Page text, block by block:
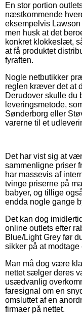
En stor portion
næstkommende
eksempelvis
men husk at det
konkret klokkeslæt,
at få produktet
fyraften.
Nogle netbutikker
reglen kræver det at
Derudover skulle du
leveringsmetode,
Sønderborg eller
varerne til et
Det har vist sig at
sammenligne priser
har massevis af
tvinge priserne på
babyer, og tillige
endda nogle gange
Det kan dog
online outlets efter
Blue/Light Grey før
sikker på at
Man må dog være
nettet sælger deres
usædvanlig
faresignal om en
omsluttet af en
firmaer på nettet.